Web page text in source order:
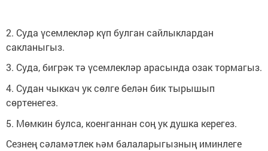
2. Суда үсемлекләр күп булган сайлыклардан
сакланыгыз.
3. Суда, бигрәк тә үсемлекләр арасында озак тормагыз.
4. Судан чыккач ук сөлге белән бик тырышып
сөртенегез.
5. Мөмкин булса, коенганнан соң ук душка керегез.
Сезнең сәламәтлек һәм балаларыгызның иминлеге